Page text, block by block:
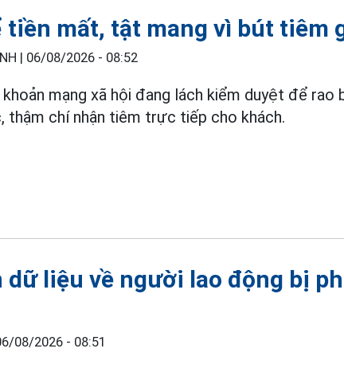
mất, tật mang vì bút tiêm
| 06/08/2026 - 08:52
mạng xã hội đang lách kiểm duyệt để rao
thậm chí nhận tiêm trực tiếp cho khách.
dữ liệu về người lao động bị
08/2026 - 08:51